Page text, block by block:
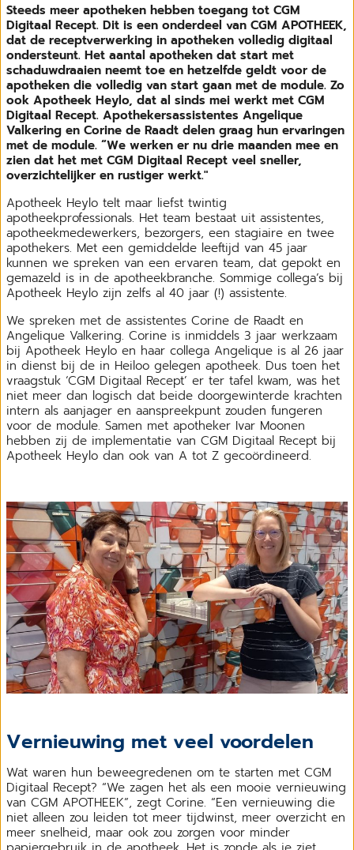
Steeds meer apotheken hebben toegang tot CGM
Digitaal Recept. Dit is een onderdeel van CGM APOTHEEK,
dat de receptverwerking in apotheken volledig digitaal
ondersteunt. Het aantal apotheken dat start met
schaduwdraaien neemt toe en hetzelfde geldt voor de
apotheken die volledig van start gaan met de module. Zo
ook Apotheek Heylo, dat al sinds mei werkt met CGM
Digitaal Recept. Apothekersassistentes Angelique
Valkering en Corine de Raadt delen graag hun ervaringen
met de module. “We werken er nu drie maanden mee en
zien dat het met CGM Digitaal Recept veel sneller,
overzichtelijker en rustiger werkt."
Apotheek Heylo telt maar liefst twintig
apotheekprofessionals. Het team bestaat uit assistentes,
apotheekmedewerkers, bezorgers, een stagiaire en twee
apothekers. Met een gemiddelde leeftijd van 45 jaar
kunnen we spreken van een ervaren team, dat gepokt en
gemazeld is in de apotheekbranche. Sommige collega’s bij
Apotheek Heylo zijn zelfs al 40 jaar (!) assistente.
We spreken met de assistentes Corine de Raadt en
Angelique Valkering. Corine is inmiddels 3 jaar werkzaam
bij Apotheek Heylo en haar collega Angelique is al 26 jaar
in dienst bij de in Heiloo gelegen apotheek. Dus toen het
vraagstuk ‘CGM Digitaal Recept’ er ter tafel kwam, was het
niet meer dan logisch dat beide doorgewinterde krachten
intern als aanjager en aanspreekpunt zouden fungeren
voor de module. Samen met apotheker Ivar Moonen
hebben zij de implementatie van CGM Digitaal Recept bij
Apotheek Heylo dan ook van A tot Z gecoördineerd.
Vernieuwing met veel voordelen
Wat waren hun beweegredenen om te starten met CGM
Digitaal Recept? “We zagen het als een mooie vernieuwing
van CGM APOTHEEK”, zegt Corine. “Een vernieuwing die
niet alleen zou leiden tot meer tijdwinst, meer overzicht en
meer snelheid, maar ook zou zorgen voor minder